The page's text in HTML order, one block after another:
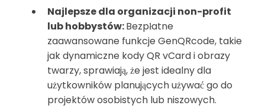
Najlepsze dla organizacji non-profit
lub hobbystów:Bezpłatne
zaawansowane funkcje GenQRcode, takie
jak dynamiczne kody QR vCard i obrazy
twarzy, sprawiają, że jest idealny dla
użytkowników planujących używać go do
projektów osobistych lub niszowych.